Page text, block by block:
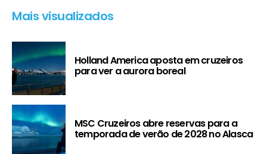
Mais visualizados
Holland America aposta em cruzeiros
para ver a aurora boreal
MSC Cruzeiros abre reservas para a
temporada de verão de 2028 no Alasca